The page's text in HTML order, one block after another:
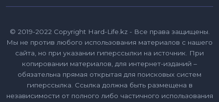
© 2019-2022 Copyright Hard-Life.kz - Все права защищены.
Мы не против любого использования материалов с нашего
сайта, но при указании гиперссылки на источник. При
копировании материалов, для интернет-изданий –
обязательна прямая открытая для поисковых систем
гиперссылка. Ссылка должна быть размещена в
независимости от полного либо частичного использования